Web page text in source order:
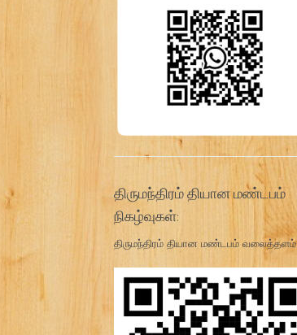
திருமந்திரம் தியான மண்டபம்
நிகழ்வுகள்:
திருமந்திரம் தியான மண்டபம் வலைத்தளம்